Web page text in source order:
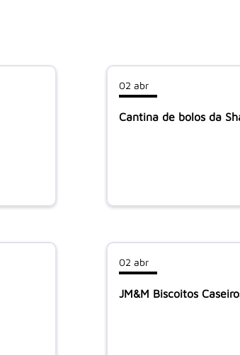
02 abr
Cantina de bolos da
02 abr
JM&M Biscoitos